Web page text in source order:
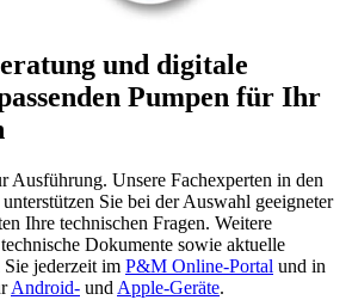
und digitale
Pumpen für Ihr
Ausführung. Unsere Fachexperten in den
unterstützen Sie bei der Auswahl geeigneter
Ihre technischen Fragen. Weitere
Dokumente sowie aktuelle
jederzeit im P&M Online-Portal und in
Android- und Apple-Geräte.